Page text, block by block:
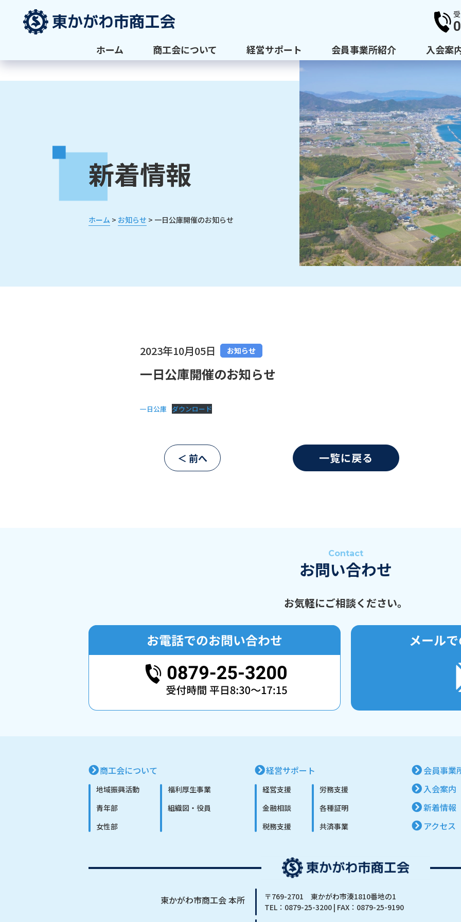
ホーム 商工会について 経営サポート 会員事業所紹介 入会案
新着情報
ホーム > お知らせ > 一日公庫開催のお知らせ
2023年10月05日 お知らせ
一日公庫開催のお知らせ
一日公庫 ダウンロード
＜ 前へ 一覧に戻る
Contact
お問い合わせ
お気軽にご相談ください。
商工会について
地域振興活動
青年部
女性部
福利厚生事業
組織図・役員
経営サポート
経営支援
金融相談
税務支援
労務支援
各種証明
共済事業
会員事業
入会案内
新着情報
アクセス
東かがわ市商工会 本所
〒769-2701 東かがわ市湊1810番地の1
TEL： 0879-25-3200| FAX：0879-25-9190